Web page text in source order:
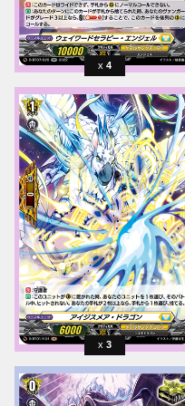
4
3